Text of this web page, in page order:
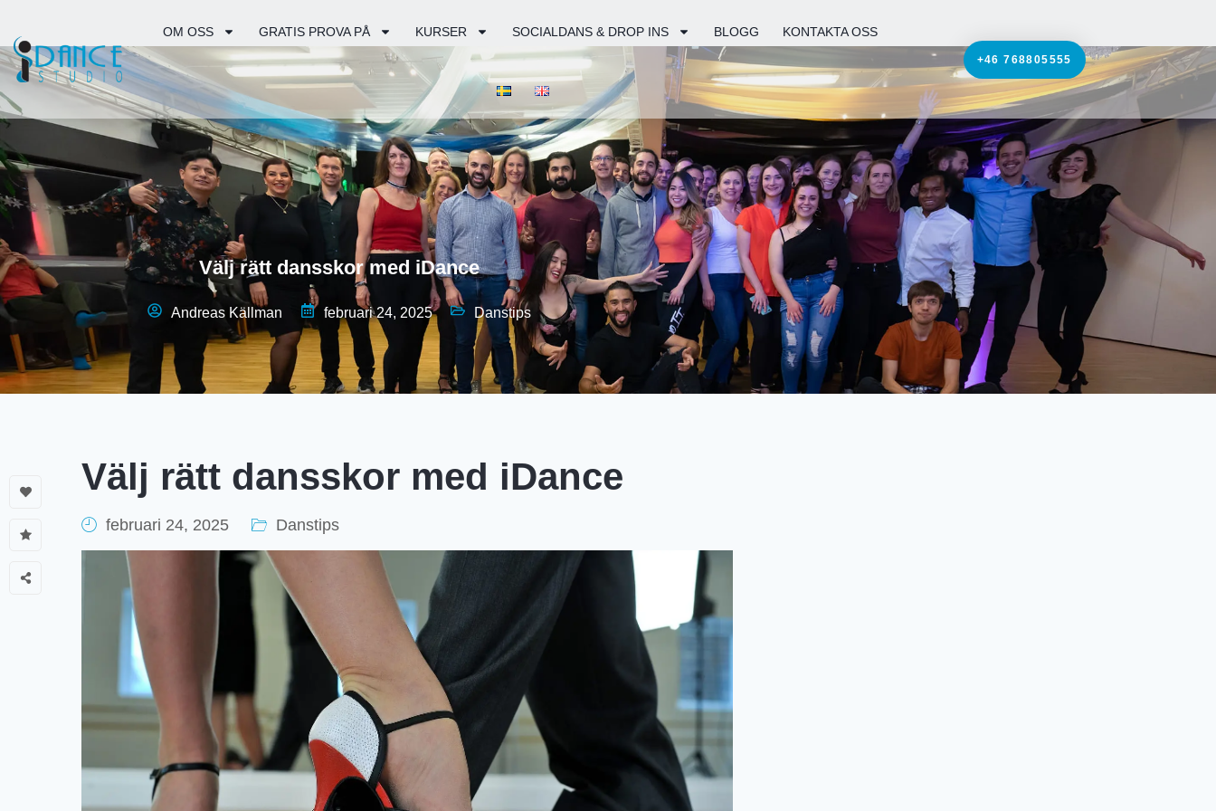
OM OSS GRATIS PROVA PÅ KURSER SOCIALDANS & DROP INS BLOGG KONTAKTA OSS
+46 768805555
Välj rätt dansskor med iDance
Andreas Källman februari 24, 2025 Danstips
Välj rätt dansskor med iDance
februari 24, 2025 Danstips